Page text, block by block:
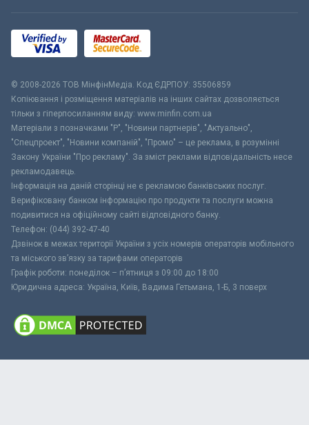
© 2008-2026 ТОВ МiнфiнМедiа. Код ЄДРПОУ: 35506859
Копіювання і розміщення матеріалів на інших сайтах дозволяється
тільки з гіперпосиланням виду: www.minfin.com.ua
Матеріали з позначками "Р", "Новини партнерів", "Актуально",
"Спецпроект", "Новини компаній", "Промо" – це реклама, в розумінні
Закону України "Про рекламу". За зміст реклами відповідальність несе
рекламодавець.
Інформація на даній сторінці не є рекламою банківських послуг.
Верифіковану банком інформацію про продукти та послуги можна
подивитися на офіційному сайті відповідного банку.
Телефон: (044) 392-47-40
Дзвінок в межах території України з усіх номерів операторів мобільного
та міського зв’язку за тарифами операторів
Графік роботи: понеділок – п’ятниця з 09:00 до 18:00
Юридична адреса: Україна, Київ, Вадима Гетьмана, 1-Б, 3 поверх